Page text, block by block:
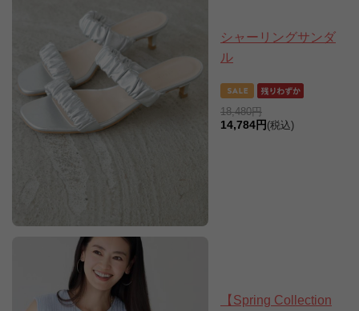
シャーリングサンダ
ル
18,480円
14,784円 (税込)
【Spring Collection